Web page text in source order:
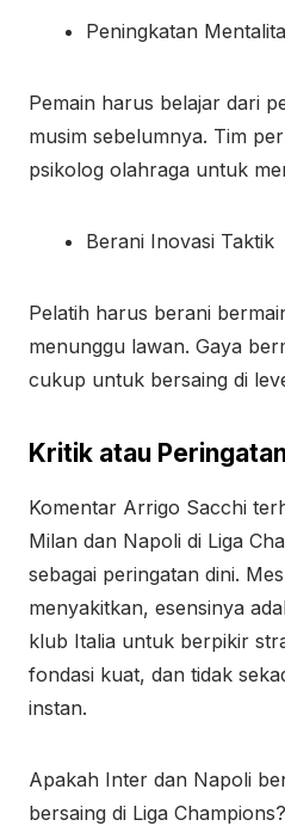
Peningkatan
Pemain harus belajar dari
musim sebelumnya. Tim
psikolog olahraga untuk
Berani Inovasi Taktik
Pelatih harus berani
menunggu lawan. Gaya
cukup untuk bersaing di
Kritik atau
Komentar Arrigo Sacchi
Milan dan Napoli di Liga
sebagai peringatan dini.
menyakitkan, esensinya
klub Italia untuk berpikir
fondasi kuat, dan tidak
instan.
Apakah Inter dan Napoli
bersaing di Liga